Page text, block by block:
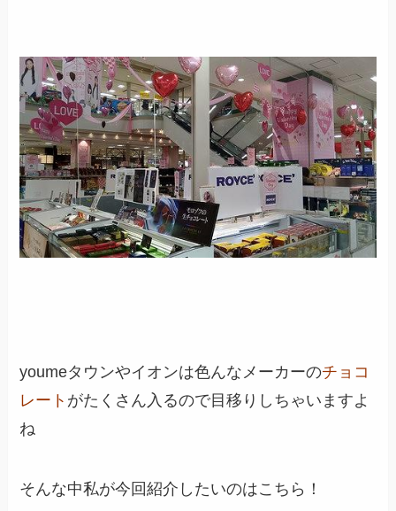
youmeタウンやイオンは色んなメーカーのチョコ
レート がたくさん入るので目移りしちゃいますよ
ね
そんな中私が今回紹介したいのはこちら！